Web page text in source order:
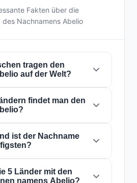
Fakten über die
Nachnamens Abelio
tragen den
auf der Welt?
etwa35 Personen
Abelio
Personenauf der
trägt. Er ist in6
seine globale
findet man den
ist in 6 Ländernauf der
Dies klassifiziert ihn als
mitlokalReichweite. Seine
Ländern weist auf
ist der Nachname
ist am häufigsten in
5 Länder mit den
namens Abelio?